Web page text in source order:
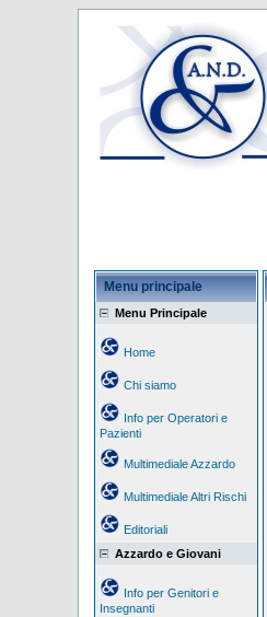
Menu principale
Menu Principale
Home
Chi siamo
Info per Operatori e
Pazienti
Multimediale Azzardo
Multimediale Altri Rischi
Editoriali
Azzardo e Giovani
Info per Genitori e
Insegnanti